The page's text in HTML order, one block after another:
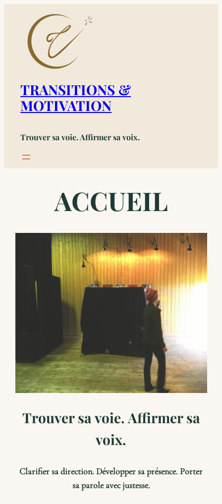
contenu
TRANSITIONS &
MOTIVATION
Trouver sa voie. Affirmer sa voix.
ACCUEIL
Trouver sa voie. Affirmer sa
voix.
Clarifier sa direction. Développer sa présence. Porter
sa parole avec justesse.